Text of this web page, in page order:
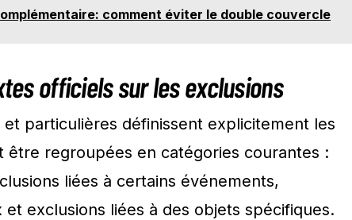
comment éviter le double couvercle
officiels sur les exclusions
et particulières définissent explicitement les
être regroupées en catégories courantes :
liées à certains événements,
et exclusions liées à des objets spécifiques.